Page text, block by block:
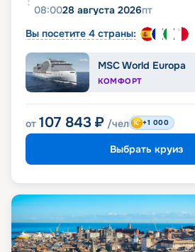
08:0028 августа 2026пт
Вы посетите 4 страны:
MSC World Europa
КОМФОРТ
от 107 843 ₽ /чел +1 000
Выбрать круиз